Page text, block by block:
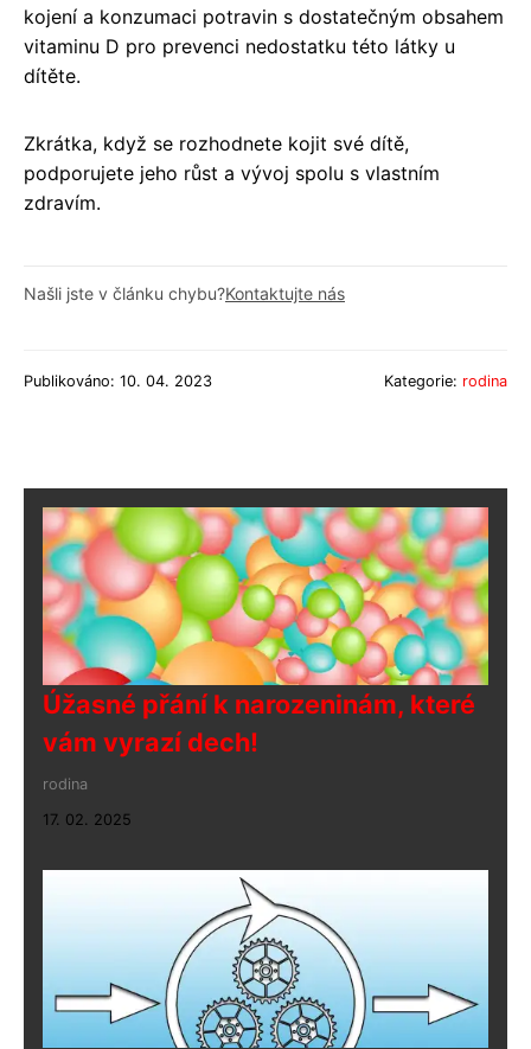
kojení a konzumaci potravin s dostatečným obsahem
vitaminu D pro prevenci nedostatku této látky u
dítěte.
Zkrátka, když se rozhodnete kojit své dítě,
podporujete jeho růst a vývoj spolu s vlastním
zdravím.
Našli jste v článku chybu?Kontaktujte nás
Publikováno: 10. 04. 2023 Kategorie: rodina
Úžasné přání k narozeninám, které
vám vyrazí dech!
rodina
17. 02. 2025